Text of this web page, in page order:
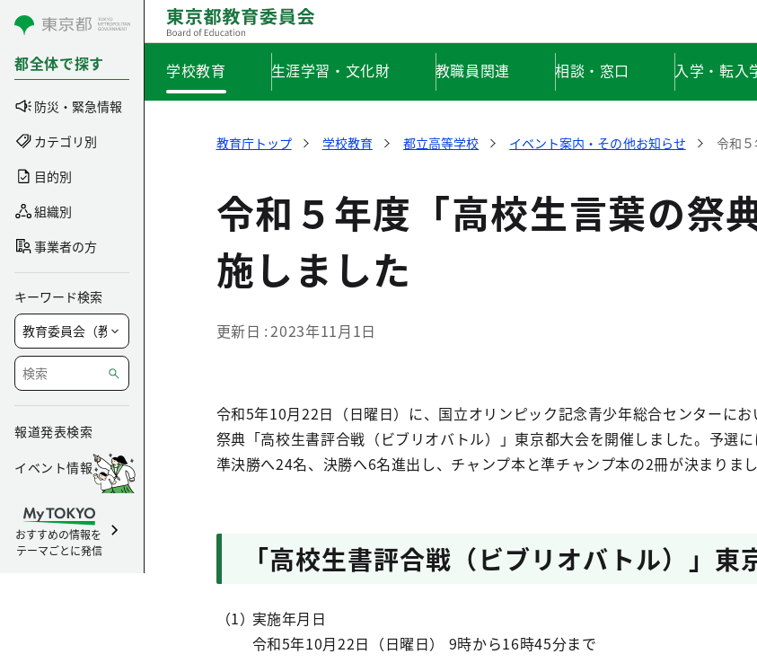
コンテンツにスキップ
都全体で探す
防災・緊急情報
カテゴリ別
目的別
組織別
事業者の方
キーワード検索
報道発表検索
イベント情報
おすすめの情報を
テーマごとに発信
学校教育 生涯学習・文化財 教職員関連 相談・窓口 入学・転入
教育庁トップ 学校教育 都立高等学校 イベント案内・その他お知らせ 令和
令和５年度「高校生言葉の祭
施しました
更新日 2023年11月1日
令和5年10月22日（日曜日）に、国立オリンピック記念青少年総合センターに
祭典「高校生書評合戦（ビブリオバトル）」東京都大会を開催しました。予選に
準決勝へ24名、決勝へ6名進出し、チャンプ本と準チャンプ本の2冊が決まりまし
「高校生書評合戦（ビブリオバトル）」東
実施年月日
令和5年10月22日（日曜日） 9時から16時45分まで